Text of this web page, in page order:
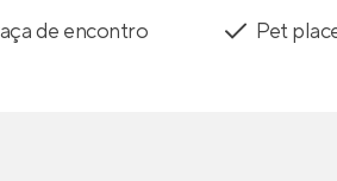
de encontro
Pet